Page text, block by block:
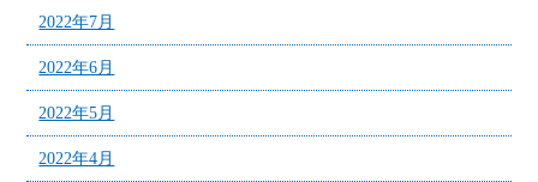
2022年7月
2022年6月
2022年5月
2022年4月